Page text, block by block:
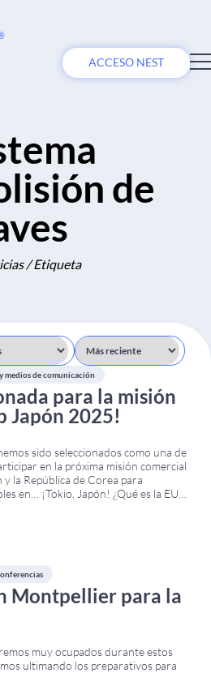
ACCESO NEST
de
/ Etiqueta
medios de comunicación
para la misión
Japón 2025!
sido seleccionados como una de
en la próxima misión comercial
la República de Corea para
en… ¡Tokio, Japón! ¿Qué es la EU
trata de un programa
Montpellier para la
muy ocupados durante estos
ultimando los preparativos para